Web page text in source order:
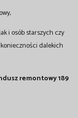
i osób starszych czy
dalekich
remontowy 189